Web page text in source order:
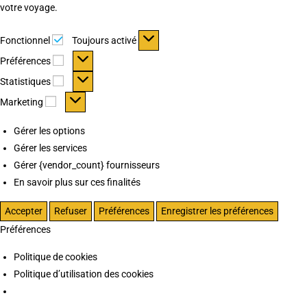
votre voyage.
Fonctionnel Fonctionnel
Toujours activé
Préférences
Préférences
Statistiques Statistiques
Marketing Marketing
Gérer les options
Gérer les services
Gérer {vendor_count} fournisseurs
En savoir plus sur ces finalités
Accepter Refuser Préférences
Enregistrer les préférences
Préférences
Politique de cookies
Politique d’utilisation des cookies